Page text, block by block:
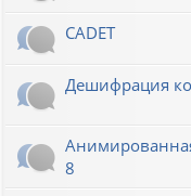
CADET
Дешифрация
8